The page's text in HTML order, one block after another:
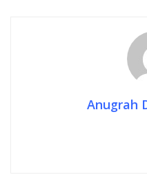
Anugrah